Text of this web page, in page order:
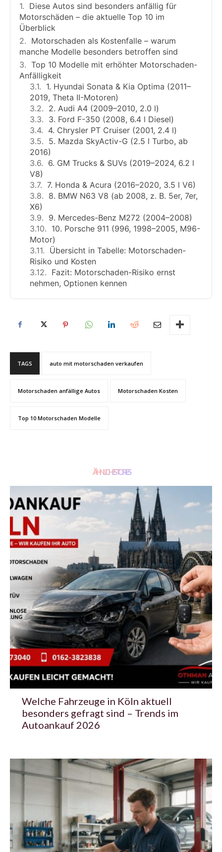
Diese Autos sind besonders anfällig für
Motorschäden – die aktuelle Top 10 im
Überblick
Motorschaden als Kostenfalle – warum
manche Modelle besonders betroffen sind
Top 10 Modelle mit erhöhter Motorschaden-
Anfälligkeit
1. Hyundai Sonata & Kia Optima (2011–
2019, Theta II-Motoren)
2. Audi A4 (2009–2010, 2.0 l)
3. Ford F-350 (2008, 6.4 l Diesel)
4. Chrysler PT Cruiser (2001, 2.4 l)
5. Mazda SkyActiv-G (2.5 l Turbo, ab
2016)
6. GM Trucks & SUVs (2019–2024, 6.2 l
V8)
7. Honda & Acura (2016–2020, 3.5 l V6)
8. BMW N63 V8 (ab 2008, z. B. 5er, 7er,
X6)
9. Mercedes-Benz M272 (2004–2008)
10. Porsche 911 (996, 1998–2005, M96-
Motor)
Übersicht in Tabelle: Motorschaden-
Risiko und Kosten
Fazit: Motorschaden-Risiko ernst
nehmen, Optionen kennen
TAGS auto mit motorschaden verkaufen
Motorschaden anfällige Autos Motorschaden Kosten
Top 10 Motorschaden Modelle
ÄHNLICHE STORIES
Welche Fahrzeuge in Köln aktuell
besonders gefragt sind – Trends im
Autoankauf 2026